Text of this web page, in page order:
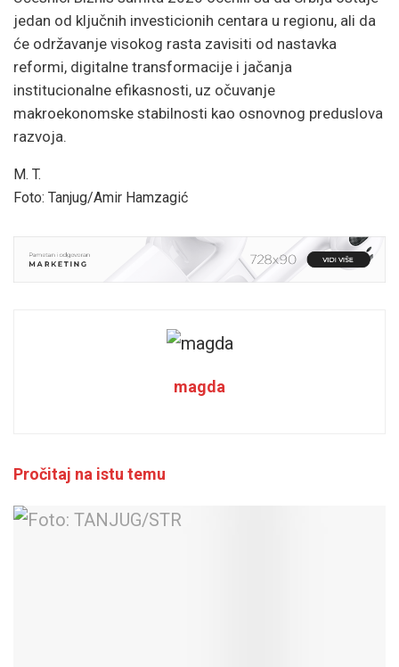
jedan od ključnih investicionih centara u regionu, ali da
će održavanje visokog rasta zavisiti od nastavka
reformi, digitalne transformacije i jačanja
institucionalne efikasnosti, uz očuvanje
makroekonomske stabilnosti kao osnovnog preduslova
razvoja.
M. T.
Foto: Tanjug/Amir Hamzagić
magda
Pročitaj na istu temu